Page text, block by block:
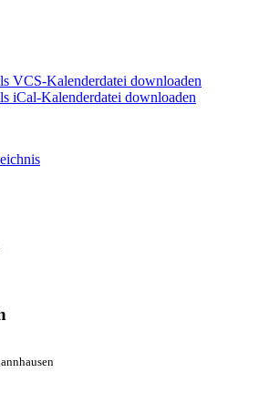
VCS-Kalenderdatei downloaden
iCal-Kalenderdatei downloaden